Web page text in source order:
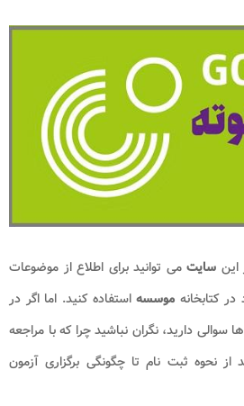
این سایتمی توانید برای اطلاع از موضوعات
کتابخانه موسسهاستفاده کنید. اما اگر در
دارید، نگران نباشید چرا که با مراجعه
نحوه ثبت نام تا چگونگی برگزاری آزمون